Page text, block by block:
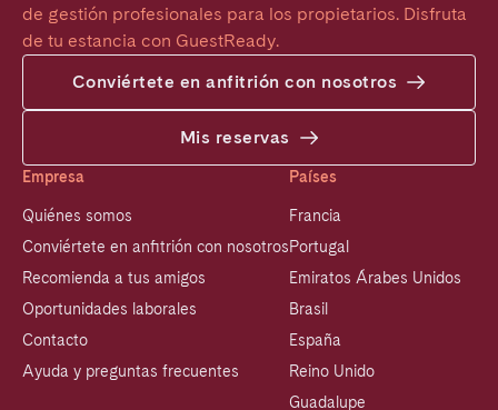
de gestión profesionales para los propietarios. Disfruta
de tu estancia con GuestReady.
Conviértete en anfitrión con nosotros
Mis reservas
Empresa
Quiénes somos
Conviértete en anfitrión con nosotros
Recomienda a tus amigos
Oportunidades laborales
Contacto
Ayuda y preguntas frecuentes
Países
Francia
Portugal
Emiratos Árabes Unidos
Brasil
España
Reino Unido
Guadalupe